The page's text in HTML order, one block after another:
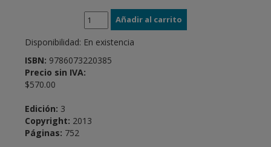
Disponibilidad: En existencia
ISBN: 9786073220385
Precio sin IVA:
$570.00
Edición: 3
Copyright: 2013
Páginas: 752